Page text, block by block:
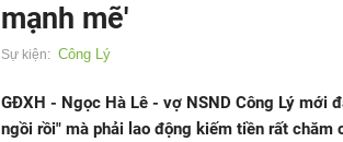
mạnh mẽ'
Sự kiện: Công Lý
GĐXH - Ngọc Hà Lê - vợ NSND Công Lý mới
ngồi rồi" mà phải lao động kiếm tiền rất chăm